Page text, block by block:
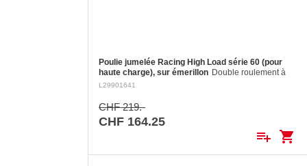
Poulie jumelée Racing High Load série 60 (pour
haute charge), sur émerillon Double roulement à
billes en torlon, joues en aluminium fraisé, réa en
mm Pour cordages jusqu'à:…
L29901641
CHF 219.-
CHF 164.25
playlist_add shopping_cart